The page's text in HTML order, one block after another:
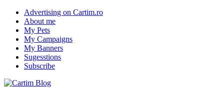
Advertising on Cartim.ro
About me
My Pets
My Campaigns
My Banners
Sugesstions
Subscribe